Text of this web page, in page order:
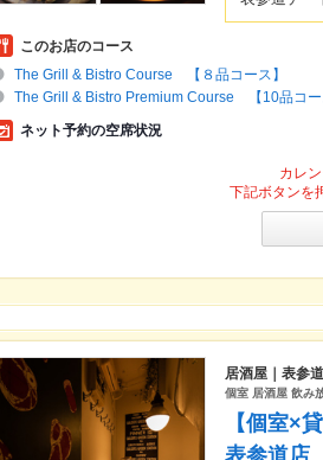
このお店のコース
The Grill & Bistro Course 【８品コース】
The Grill & Bistro Premium Course 【10品コー
ネット予約の空席状況
カレ
下記ボタンを
居酒屋｜表参道
個室 居酒屋 飲み
【個室×
表参道店